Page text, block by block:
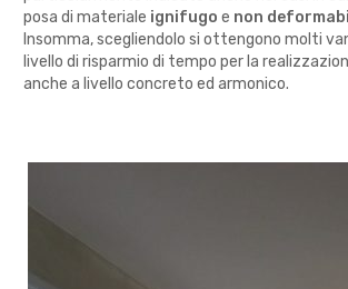
posa di materiale ignifugo e non
Insomma, scegliendolo si ottengono molti
livello di risparmio di tempo per la
anche a livello concreto ed armonico.